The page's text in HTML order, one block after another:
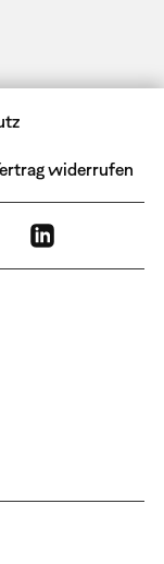
widerrufen